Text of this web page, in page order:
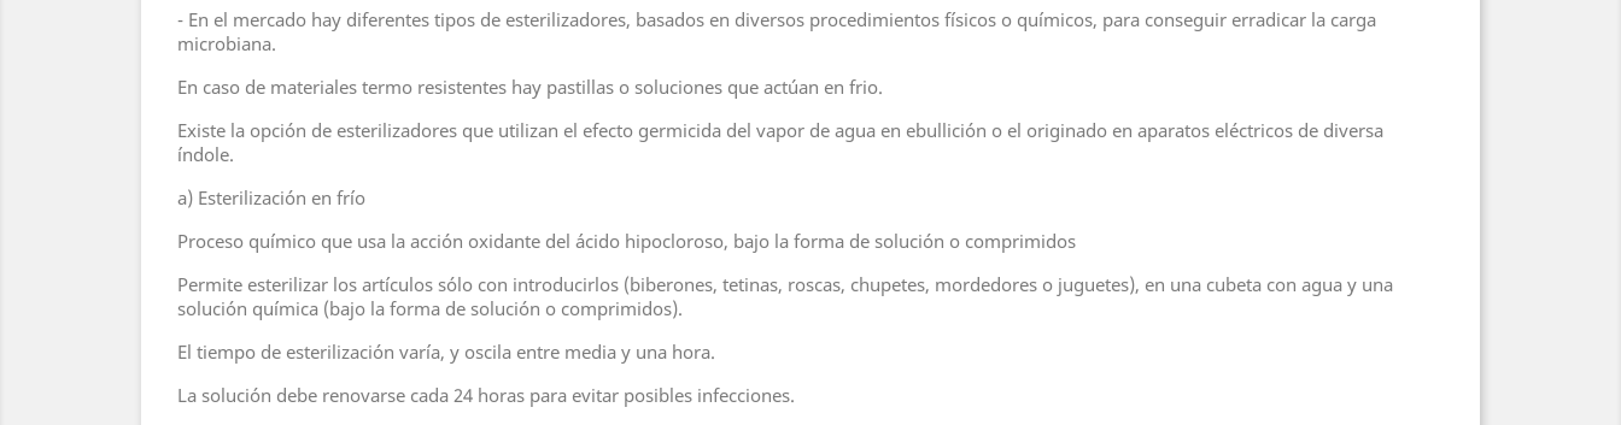
- En el mercado hay diferentes tipos de esterilizadores, basados en diversos procedimientos físicos o químicos, para conseguir erradicar la carga
microbiana.
En caso de materiales termo resistentes hay pastillas o soluciones que actúan en frio.
Existe la opción de esterilizadores que utilizan el efecto germicida del vapor de agua en ebullición o el originado en aparatos eléctricos de diversa
índole.
a) Esterilización en frío
Proceso químico que usa la acción oxidante del ácido hipocloroso, bajo la forma de solución o comprimidos
Permite esterilizar los artículos sólo con introducirlos (biberones, tetinas, roscas, chupetes, mordedores o juguetes), en una cubeta con agua y una
solución química (bajo la forma de solución o comprimidos).
El tiempo de esterilización varía, y oscila entre media y una hora.
La solución debe renovarse cada 24 horas para evitar posibles infecciones.